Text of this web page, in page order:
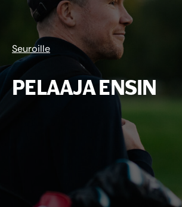
Seuroille
PELAAJA ENSIN